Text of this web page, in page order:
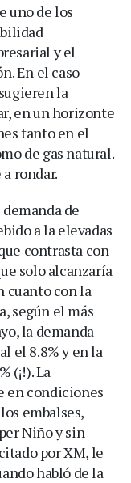
uno de los
y el
En el caso
la
en un horizonte
tanto en el
de gas natural.
rondar.
de
a la elevadas
contrasta con
solo alcanzaría
cuanto con la
según el más
la demanda
el 8.8% y en la
(¡!). La
en condiciones
embalses,
Niño y sin
por XM, le
habló de la